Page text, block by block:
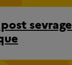
sevrage